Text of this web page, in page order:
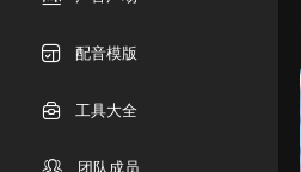
配音模版
工具大全
团队成员